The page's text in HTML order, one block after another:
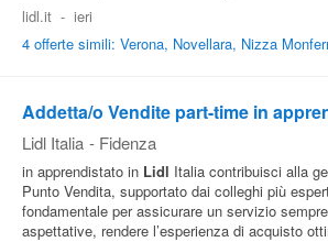
lidl.it - ieri
4 offerte simili: Verona, Novellara, Nizza
Addetta/o Vendite part-time in
Lidl Italia - Fidenza
in apprendistato in Lidl Italia contribuisci alla
Punto Vendita, supportato dai colleghi più
fondamentale per assicurare un servizio
aspettative, rendere l’esperienza di acquisto